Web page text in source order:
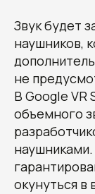
Звук будет
наушников,
не
В Google VR
объемного
окунуться в